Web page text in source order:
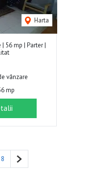
Harta
56 mp | Parter |
vânzare
mp
8 Pagina următoare